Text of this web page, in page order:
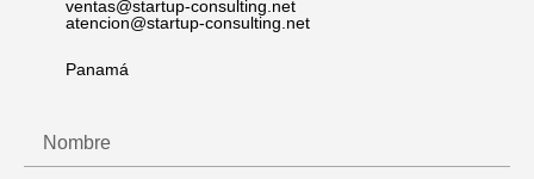
ventas@startup-consulting.net
atencion@startup-consulting.net
Panamá